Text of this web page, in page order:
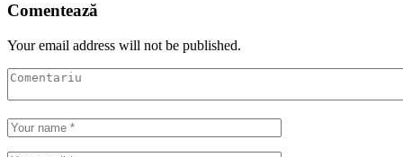
Comentează
Your email address will not be published.